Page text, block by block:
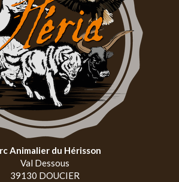
Animalier du Hérisson
Val Dessous
39130 DOUCIER